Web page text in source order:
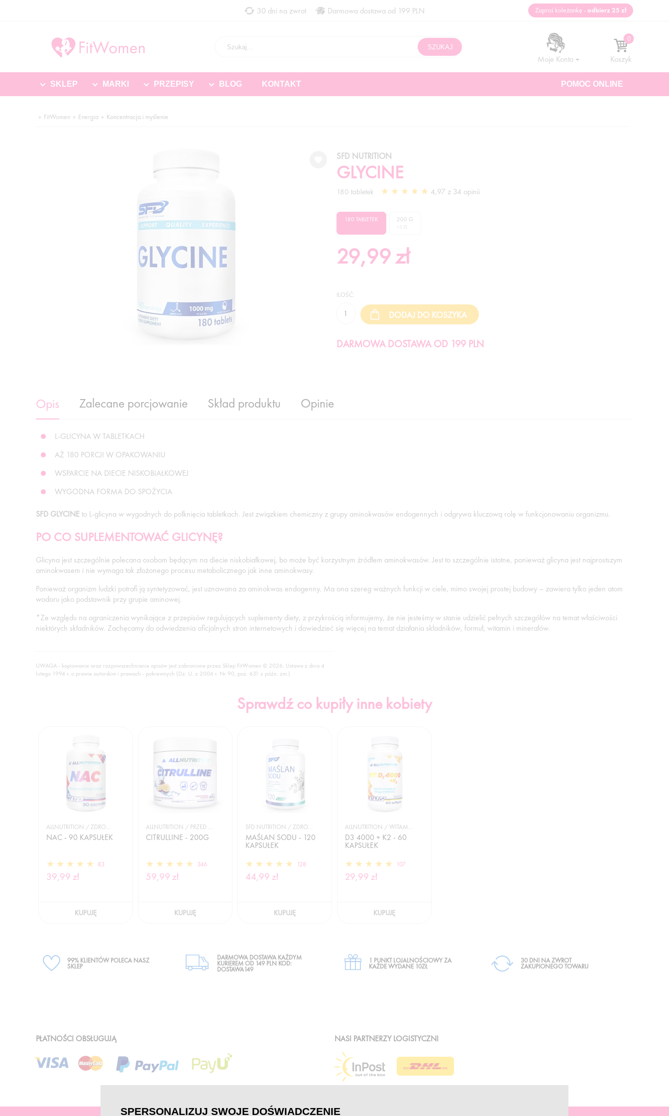
30 dni na zwrot Darmowa dostawa od 199 PLN
Koszyk
Moje Konto
SKLEP MARKI PRZEPISY BLOG KONTAKT POMOC ONLINE
Zaproś koleżankę -odbierz 25 zł
FitWomen Energia Koncentracja i myślenie
GLYCINE
SFD NUTRITION
180 tabletek 4,97 z 34 opinii
180 TABLETEK 200 G
+5 ZŁ
29,99zł
ILOŚĆ:
DARMOWA DOSTAWA OD 199 PLN
Opis Zalecane porcjowanie Skład produktu Opinie
L-GLICYNA W TABLETKACH
AŻ 180 PORCJI W OPAKOWANIU
WSPARCIE NA DIECIE NISKOBIAŁKOWEJ
WYGODNA FORMA DO SPOŻYCIA
SFD GLYCINEto L-glicyna w wygodnych do połknięcia tabletkach. Jest związkiem chemiczny z grupy aminokwasów endogennych i odgrywa kluczową rolę w funkcjonowaniu organizmu.
PO CO SUPLEMENTOWAĆ GLICYNĘ?
Glicyna jest szczególnie polecana osobom będącym na diecie niskobiałkowej, bo może być korzystnym źródłem aminokwasów. Jest to szczególnie istotne, ponieważ glicyna jest najprostszym
aminokwasem i nie wymaga tak złożonego procesu metabolicznego jak inne aminokwasy.
Ponieważ organizm ludzki potrafi ją syntetyzować, jest uznawana za aminokwas endogenny. Ma ona szereg ważnych funkcji w ciele, mimo swojej prostej budowy – zawiera tylko jeden atom
wodoru jako podstawnik przy grupie aminowej.
*Ze względu na ograniczenia wynikające z przepisów regulujących suplementy diety, z przykrością informujemy, że nie jesteśmy w stanie udzielić pełnych szczegółów na temat właściwości
niektórych składników. Zachęcamy do odwiedzenia oficjalnych stron internetowych i dowiedzieć się więcej na temat działania składników, formuł, witamin i minerałów.
UWAGA - kopiowanie oraz rozpowszechnianie opisów jest zabronione przez Sklep FitWomen © 2026. Ustawa z dnia 4
lutego 1994 r. o prawie autorskim i prawach - pokrewnych (Dz. U. z 2006 r. Nr 90, poz. 631 z późn. zm.)
Sprawdź co kupiły inne kobiety
ALLNUTRITION / ZDROWIE
NAC - 90 KAPSUŁEK
83
39,99 zł
KUPUJĘ
ALLNUTRITION / PRZED TRENINGIEM
CITRULLINE - 200G
346
59,99 zł
KUPUJĘ
SFD NUTRITION / ZDROWIE
MAŚLAN SODU - 120
KAPSUŁEK
128
44,99 zł
KUPUJĘ
ALLNUTRITION / WITAMINY
D3 4000 + K2 - 60
KAPSUŁEK
107
29,99 zł
KUPUJĘ
99% KLIENTÓW POLECA NASZ
SKLEP
DARMOWA DOSTAWA KAŻDYM
KURIEREM OD 149 PLN KOD:
DOSTAWA149
1 PUNKT LOJALNOŚCIOWY ZA
KAŻDE WYDANE 10ZŁ
30 DNI NA ZWROT
ZAKUPIONEGO TOWARU
PŁATNOŚCI OBSŁUGUJĄ NASI PARTNERZY LOGISTYCZNI
SPERSONALIZUJ SWOJE DOŚWIADCZENIE